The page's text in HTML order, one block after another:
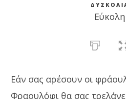
Εύκολη
Εάν σας αρέσουν οι
Φραουλόφι θα σας